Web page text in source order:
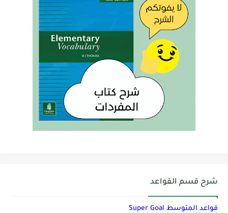
شرح قسم القواعد
قواعد المتوسط Super Goal